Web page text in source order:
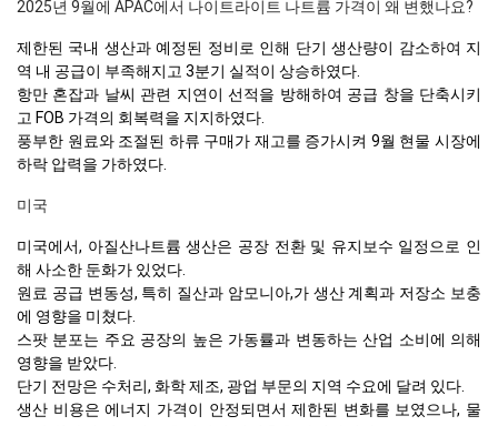
2025년 9월에 APAC에서 나이트라이트 나트륨 가격이 왜 변했나요?
제한된 국내 생산과 예정된 정비로 인해 단기 생산량이 감소하여 지
역 내 공급이 부족해지고 3분기 실적이 상승하였다.
항만 혼잡과 날씨 관련 지연이 선적을 방해하여 공급 창을 단축시키
고 FOB 가격의 회복력을 지지하였다.
풍부한 원료와 조절된 하류 구매가 재고를 증가시켜 9월 현물 시장에
하락 압력을 가하였다.
미국
미국에서, 아질산나트륨 생산은 공장 전환 및 유지보수 일정으로 인
해 사소한 둔화가 있었다.
원료 공급 변동성, 특히 질산과 암모니아,가 생산 계획과 저장소 보충
에 영향을 미쳤다.
스팟 분포는 주요 공장의 높은 가동률과 변동하는 산업 소비에 의해
영향을 받았다.
단기 전망은 수처리, 화학 제조, 광업 부문의 지역 수요에 달려 있다.
생산 비용은 에너지 가격이 안정되면서 제한된 변화를 보였으나, 물